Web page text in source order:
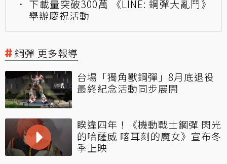
下載量突破300萬 《LINE: 鋼彈大亂鬥》
舉辦慶祝活動
鋼彈 更多報導
台場「獨角獸鋼彈」8月底退役
最終紀念活動同步展開
睽違四年！《機動戰士鋼彈 閃光
的哈薩威 喀耳刻的魔女》宣布冬
季上映